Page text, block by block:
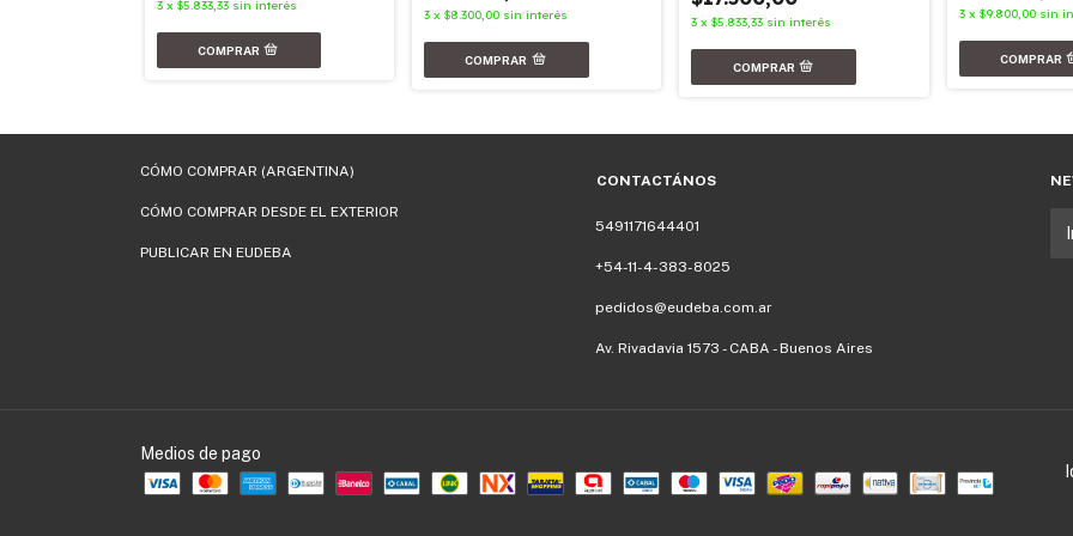
3 x $5.833,33 sin interés
3 x$8.300,00 sin interés
3 x$5.833,33 sin interés
3 x $9.800,00 sin
CÓMO COMPRAR (ARGENTINA)
CÓMO COMPRAR DESDE EL EXTERIOR
PUBLICAR EN EUDEBA
CONTACTÁNOS
5491171644401
+54-11-4-383-8025
pedidos@eudeba.com.ar
Av. Rivadavia 1573 - CABA - Buenos Aires
Medios de pago